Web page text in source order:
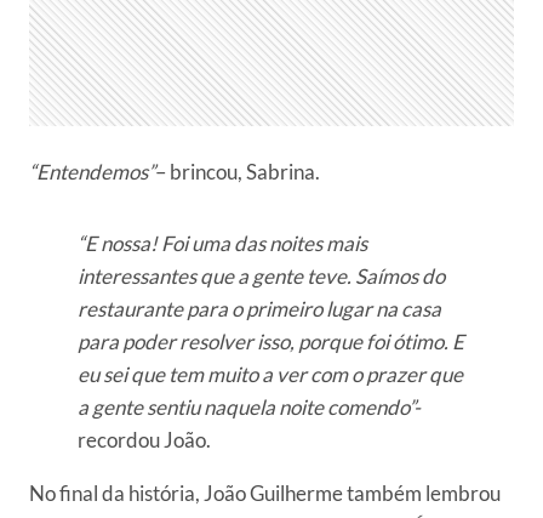
“Entendemos”– brincou, Sabrina.
“E nossa! Foi uma das noites mais
interessantes que a gente teve. Saímos do
restaurante para o primeiro lugar na casa
para poder resolver isso, porque foi ótimo. E
eu sei que tem muito a ver com o prazer que
a gente sentiu naquela noite comendo”-
recordou João.
No final da história, João Guilherme também lembrou